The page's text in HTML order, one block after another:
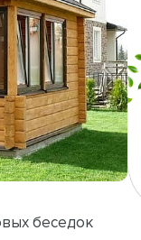
беседок